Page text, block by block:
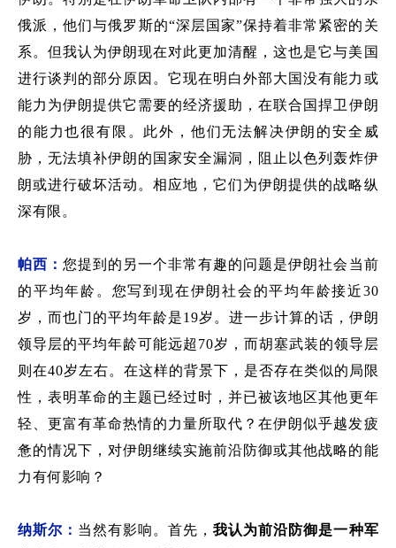
俄派 ，他们与俄罗斯的“深层国家”保持着非常紧密的 关
系 。但我认为伊朗现在对此更加清醒，这也是它与美国
进行谈判的部分原因。它现在明白外部大国没有能力或
能力为伊朗提供它 需要的经济援助 ，在联合国捍卫伊朗
的能力也很有限。此外，他们无法解决伊朗的安全威
胁 ，无法填补伊朗的国家安全漏洞，阻止以色列轰炸伊
朗或进行破坏活动。相应地，它们为伊朗提供的战略纵
深有限。
帕西：您提到的另一个非常有趣的问题是伊朗社会 当前
的平均年龄。 您写到 现在伊朗社会的平均年龄接近30
岁，而也门的平均年龄是19岁。 进一步计算的话 ，伊朗
领导层的平均年龄可能远超 70岁，而胡塞武装的领导层
则 在40岁左右。 在这样的背景下， 是否存在类似的局限
性，表明革命的主题已经过时，并已被该地区其他更年
轻、更富有革命热情的力量所取代？在伊朗似乎越发疲
惫的情况下， 对伊朗继续实施前沿防御或其他战略的能
力有何影响？
纳斯尔： 当然有影响 。首先，我认为前沿防御是一种军